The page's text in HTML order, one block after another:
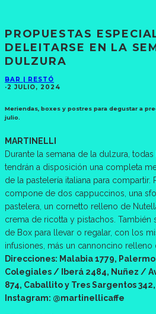
PROPUESTAS
DELEITARSE EN LA
DULZURA
BAR | RESTÓ
·2 JULIO, 2024
Meriendas, boxes y postres para degustar a
julio.
MARTINELLI
Durante la semana de la dulzura,
tendrán a disposición una completa
de la pastelería italiana para compartir.
compone de dos cappuccinos, una
pastelera, un cornetto relleno de
crema de ricotta y pistachos.
de Box para llevar o regalar, con los
infusiones, más un cannoncino relleno
Direcciones: Malabia 1779,
Colegiales / Iberá 2484, Nuñez /
874, Caballito y Tres Sargentos
Instagram: @martinellicaffe